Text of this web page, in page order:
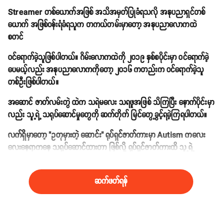
Streamer တစ်ယောက်အဖြစ် အသိအမှတ်ပြုခံရသလို အနုပညာရှင်တစ်
ယောက် အဖြစ်ဝန်းရံခံရသူက တကယ်တမ်းမှာတော့ အနုပညာလောကထဲ
စတင်
ဝင်ရောက်ခဲ့သူဖြစ်ပါတယ်။ ဂိမ်းလောကထဲကို ၂၀၁၉ နှစ်စပိုင်းမှာ ဝင်ရောက်ခဲ့
ပေမယ့်လည်း အနုပညာလောကကိုတော့ ၂၀၁၆ ကတည်းက ဝင်ရောက်ခဲ့သူ
တစ်ဦးဖြစ်ပါတယ်။
အဆောင် ဇာတ်လမ်းတွဲ ထဲက သရဲမလေး သရဖူအဖြစ် သိကြပြီး နောက်ပိုင်းမှာ
လည်း သူ့ရဲ့ သရုပ်ဆောင်မှုတွေကို ဆက်တိုက် မြင်တွေ့ခွင့်ရခဲ့ကြရပါတယ်။
လက်ရှိမှာတော့ "ဥတုမှားတဲ့ ဆောင်း" ရုပ်ရှင်ဇာတ်ကားမှာ Autism ကလေး
လေးနေရာကနေ သရုပ်ဆောင်ထားတာ ဖြစ်လို့ ရုပ်ရှင်ဇာတ်ကားထိ သူ့ရဲ့
ဆက်ဖတ်ရန်